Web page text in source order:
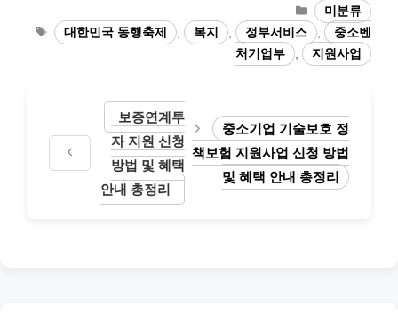
카
테
고
리
미분류
태
그
대한민국 동행축제 복지 정부서비스
중소벤
처기업부
지원사업
보증연계투
자 지원 신청
방법 및 혜택
안내 총정리
중소기업 기술보호 정
책보험 지원사업 신청 방법
및 혜택 안내 총정리